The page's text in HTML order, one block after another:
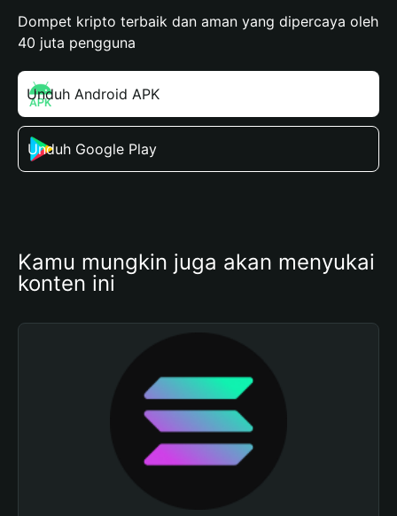
Dompet kripto terbaik dan aman yang dipercaya oleh
40 juta pengguna
Unduh Android APK
Unduh Google Play
Kamu mungkin juga akan menyukai
konten ini